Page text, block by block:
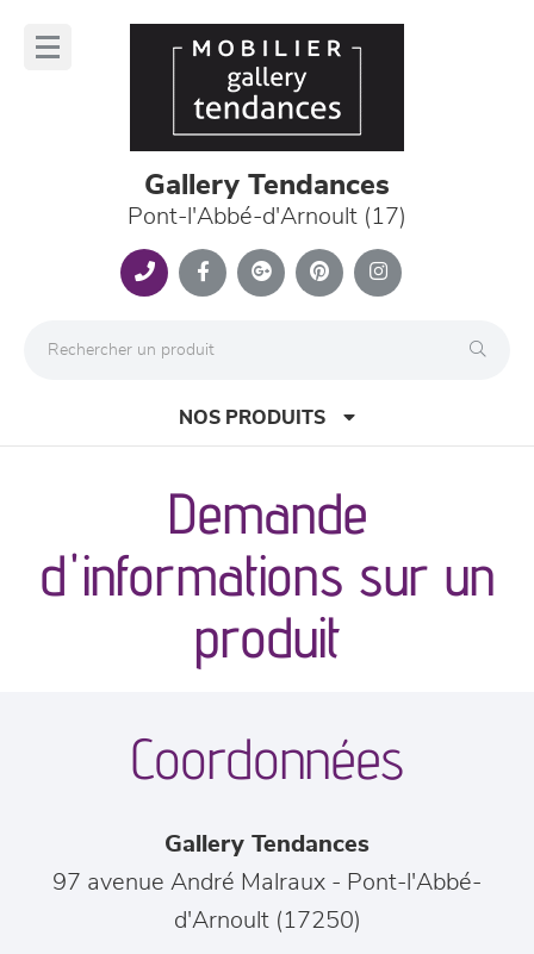
Gallery Tendances
Pont-l'Abbé-d'Arnoult (17)
NOS PRODUITS
canapés et fauteuils
séjours
meubles de complément
chambres et dressing
décoration
Demande
d'informations sur un
produit
Coordonnées
Gallery Tendances
97 avenue André Malraux - Pont-l'Abbé-
d'Arnoult(17250)